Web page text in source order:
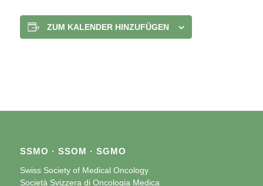
ZUM KALENDER HINZUFÜGEN
SSMO · SSOM · SGMO
Swiss Society of Medical Oncology
Società Svizzera di Oncologia Medica